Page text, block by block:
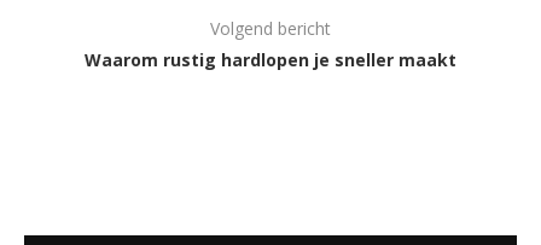
Volgend bericht
Waarom rustig hardlopen je sneller maakt